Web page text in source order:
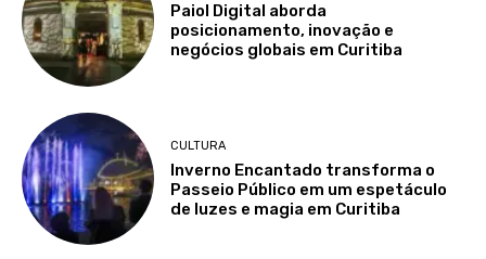
Paiol Digital aborda
posicionamento, inovação e
negócios globais em Curitiba
CULTURA
Inverno Encantado transforma o
Passeio Público em um espetáculo
de luzes e magia em Curitiba